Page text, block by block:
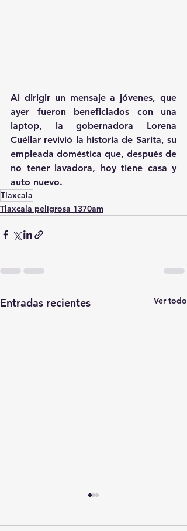
Al dirigir un mensaje a jóvenes, que
ayer fueron beneficiados con una
laptop, la gobernadora Lorena
Cuéllar revivió la historia de Sarita, su
empleada doméstica que, después de
no tener lavadora, hoy tiene casa y
auto nuevo.
Tlaxcala
Tlaxcala peligrosa 1370am
Entradas recientes Ver todo